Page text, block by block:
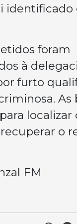
identificado
foram
à
furto
As
localizar
o
FM